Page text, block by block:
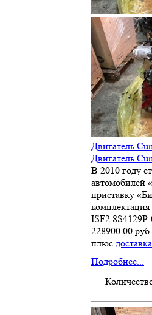
Двигатель
Двигатель
В 2010 году
автомобилей
приставку
228900.00 руб
плюс доставка
Подробнее...